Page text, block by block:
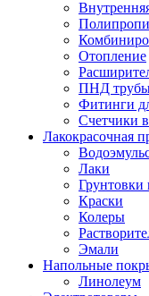
Отопление
ПНД
Фитинги
Счетчики
Лакокрасочная
Лаки
Грунтовки
Краски
Колеры
Эмали
Напольные
Линолеум